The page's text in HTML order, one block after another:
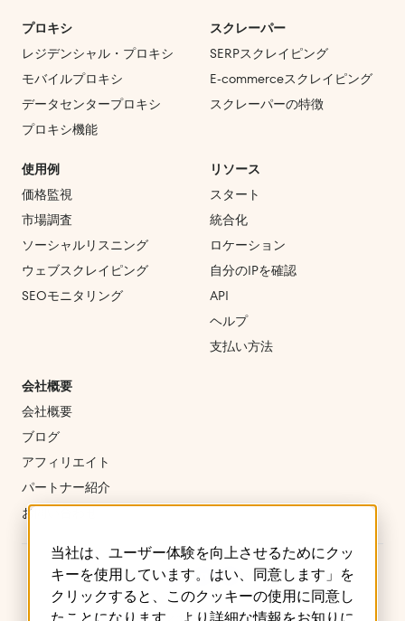
当社は、ユーザー体験を向上させるためにクッ
キーを使用しています。はい、同意します」を
クリックすると、このクッキーの使用に同意し
プロキシ
レジデンシャル・プロキシ
モバイルプロキシ
データセンタープロキシ
プロキシ機能
スクレーパー
SERPスクレイピング
E‑commerceスクレイピング
スクレーパーの特徴
使用例
価格監視
市場調査
ソーシャルリスニング
ウェブスクレイピング
SEOモニタリング
リソース
スタート
統合化
ロケーション
自分のIPを確認
API
ヘルプ
支払い方法
会社概要
会社概要
ブログ
アフィリエイト
パートナー紹介
お問い合わせ
ご利用規約 プライバシーポリシー クッキー